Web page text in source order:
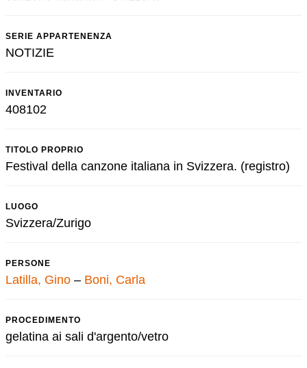
SERIE APPARTENENZA
NOTIZIE
INVENTARIO
408102
TITOLO PROPRIO
Festival della canzone italiana in Svizzera. (registro)
LUOGO
Svizzera/Zurigo
PERSONE
Latilla, Gino – Boni, Carla
PROCEDIMENTO
gelatina ai sali d'argento/vetro